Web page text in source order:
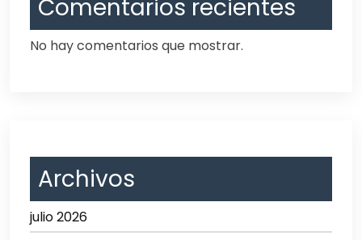
Comentarios recientes
No hay comentarios que mostrar.
Archivos
julio 2026